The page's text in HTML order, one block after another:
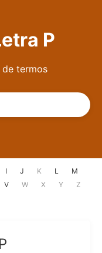
P
termos
I J K L
M
V W X Y Z